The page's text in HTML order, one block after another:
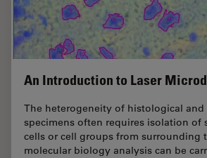
An Introduction to Laser
The heterogeneity of histological
specimens often requires isolation of
cells or cell groups from surrounding
molecular biology analysis can be